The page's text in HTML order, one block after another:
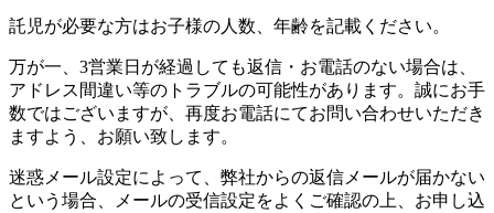
託児が必要な方はお子様の人数、年齢を記載ください。
万が一、3営業日が経過しても返信・お電話のない場合は、
アドレス間違い等のトラブルの可能性があります。誠にお手
数ではございますが、再度お電話にてお問い合わせいただき
ますよう、お願い致します。
迷惑メール設定によって、弊社からの返信メールが届かない
という場合、メールの受信設定をよくご確認の上、お申し込